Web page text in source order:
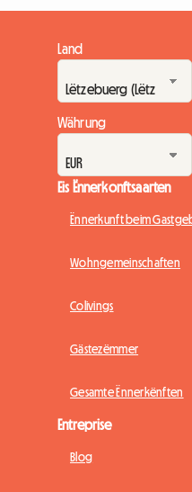
Land
Währung
Eis Ënnerkonftsaarten
Ënnerkunft beim
Wohngemeinschaften
Colivings
Gästezëmmer
Gesamte Ënnerkënften
Entreprise
Blog